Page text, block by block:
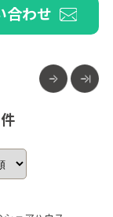
合わせ
件